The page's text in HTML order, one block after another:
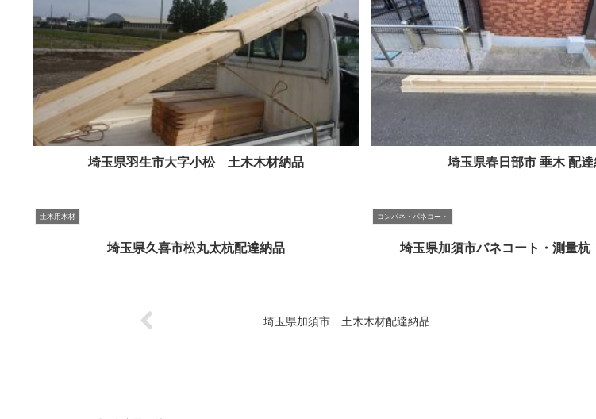
埼玉県羽生市大字小松 土木木材納品 埼玉県春日部市 垂木 配
土木用木材
埼玉県久喜市松丸太杭配達納品
コンパネ・パネコート
埼玉県加須市パネコート・測量杭
埼玉県加須市 土木木材配達納品